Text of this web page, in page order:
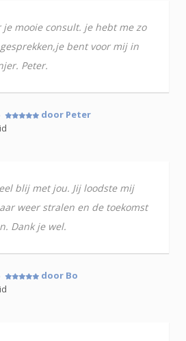
je mooie consult. je hebt me zo
bent voor mij in
Peter.
door Peter
blij met jou. Jij loodste mij
weer stralen en de toekomst
Dank je wel.
door Bo